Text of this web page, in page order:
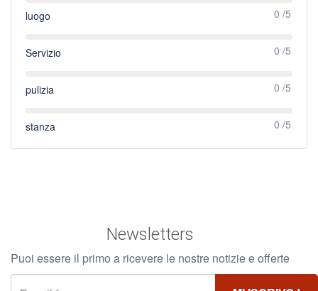
luogo 0 /5
Servizio 0 /5
pulizia 0 /5
stanza 0 /5
Newsletters
Puoi essere il primo a ricevere le nostre notizie e offerte